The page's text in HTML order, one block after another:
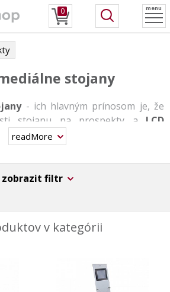
0 menu
stojany
- ich hlavným prínosom je, že
stojanu na prospekty a LCD
readMore
zobrazit filtr
v kategórii